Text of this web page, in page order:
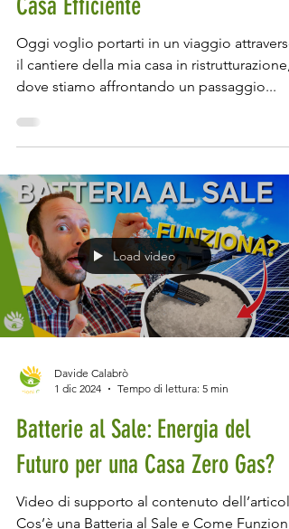
Controllata: La Chiave per una
Casa Efficiente
Oggi voglio portarti in un viaggio attraverso
dove stiamo affrontando un passaggio...
Load video
1 dic 2024
Tempo di lettura: 5 min
Batterie al Sale: Energia del
Futuro per una Casa Zero Gas?